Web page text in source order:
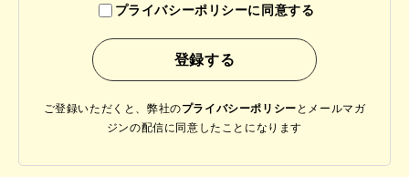
プライバシーポリシーに同意する
ご登録いただくと、弊社のプライバシーポリシー と メールマガ
ジンの配信に同意したことになります